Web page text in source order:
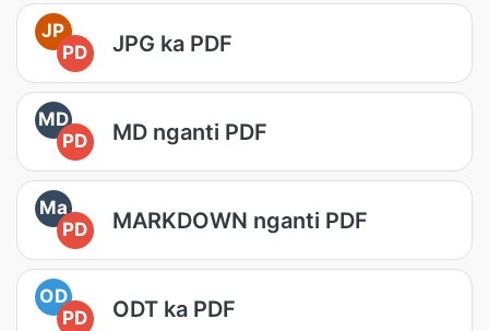
JP
PD
JPG ka PDF
MD
PD
MD nganti PDF
Ma
PD
MARKDOWN nganti PDF
OD
PD
ODT ka PDF